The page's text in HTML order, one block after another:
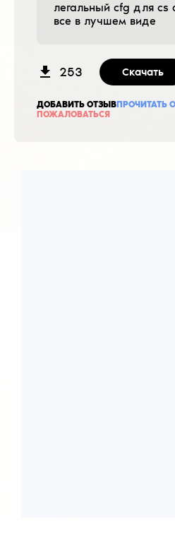
легальный cfg для cs
все в лучшем виде
253 Скачать
ДОБАВИТЬ ОТЗЫВПРОЧИТАТЬ
ПОЖАЛОВАТЬСЯ